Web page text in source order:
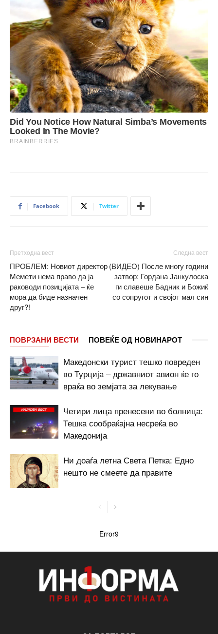
Facebook Twitter
Претходна вест
ПРОБЛЕМ: Новиот директор
Мемети нема право да ја
раководи позицијата – ќе
мора да биде назначен
друг?!
Следна вест
(ВИДЕО) После многу години
затвор: Гордана Јанкулоска
ги славеше Бадник и Божиќ
со сопругот и својот мал син
ПОВРЗАНИ ВЕСТИ ПОВЕЌЕ ОД НОВИНАРОТ
Македонски турист тешко повреден
во Турција – државниот авион ќе го
враќа во земјата за лекување
Четири лица пренесени во болница:
Тешка сообраќајна несреќа во
Македонија
Ни доаѓа летна Света Петка: Едно
нешто не смеете да правите
Error9